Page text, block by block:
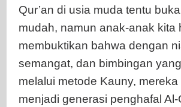
Qur’an di usia muda tentu
mudah, namun anak-anak kita
membuktikan bahwa dengan
semangat, dan bimbingan
melalui metode Kauny, mereka
menjadi generasi penghafal Al-